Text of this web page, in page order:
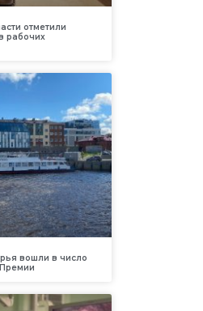
отметили
рабочих
вошли в число